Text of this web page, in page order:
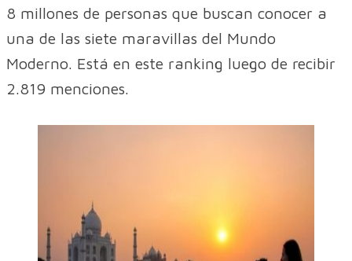
8 millones de personas que buscan conocer a
una de las siete maravillas del Mundo
Moderno. Está en este ranking luego de recibir
2.819 menciones.